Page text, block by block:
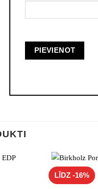
LĪDZ -16%